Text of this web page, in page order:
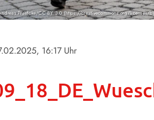
Praefcke/CC BY 3.0 (https://creativecommons.org/licenses/
, 16:17 Uhr